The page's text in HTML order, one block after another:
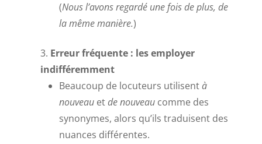
(Nous l’avons regardé une fois de plus, de
la même manière.)
Erreur fréquente : les employer
indifféremment
Beaucoup de locuteurs utilisentà
nouveauetde nouveaucomme des
synonymes, alors qu’ils traduisent des
nuances différentes.